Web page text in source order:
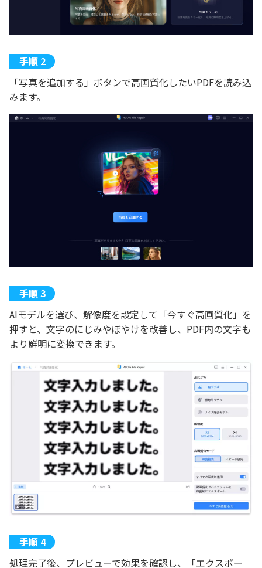
「写真を追加する」ボタンで高画質化したいPDFを読み込
みます。
AIモデルを選び、解像度を設定して「今すぐ高画質化」を
押すと、文字のにじみやぼやけを改善し、PDF内の文字も
より鮮明に変換できます。
処理完了後、プレビューで効果を確認し、「エクスポー